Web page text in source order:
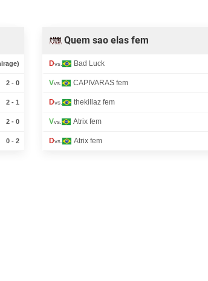
2 - 0
2 - 1
2 - 0
0 - 2
Quem sao elas fem
Dvs. Bad Luck
Vvs. CAPIVARAS fem
Dvs. thekillaz fem
Vvs. Atrix fem
Dvs. Atrix fem